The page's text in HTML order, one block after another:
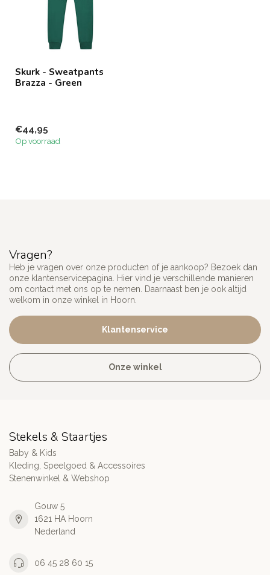
Skurk - Sweatpants
Brazza - Green
€44,95
Op voorraad
Vragen?
Heb je vragen over onze producten of je aankoop? Bezoek dan
onze klantenservicepagina. Hier vind je verschillende manieren
om contact met ons op te nemen. Daarnaast ben je ook altijd
welkom in onze winkel in Hoorn.
Klantenservice
Onze winkel
Stekels & Staartjes
Baby & Kids
Kleding, Speelgoed & Accessoires
Stenenwinkel & Webshop
Gouw 5
1621 HA Hoorn
Nederland
06 45 28 60 15